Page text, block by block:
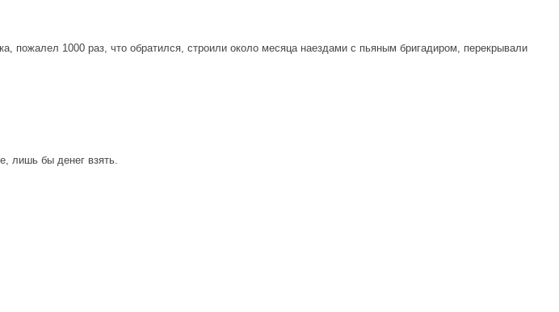
пожалел 1000 раз, что обратился, строили около месяца наездами с пьяным бригадиром, перекрывали
лишь бы денег взять.